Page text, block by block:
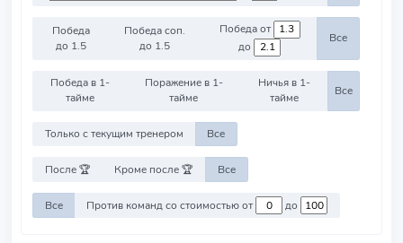
Победа
до 1.5
Победа соп.
до 1.5
Победа от
до
Все
Победа в 1-
тайме
Поражение в 1-
тайме
Ничья в 1-
тайме
Все
Только с текущим тренером Все
После 🏆 Кроме после 🏆 Все
Все Против команд со стоимостью от до